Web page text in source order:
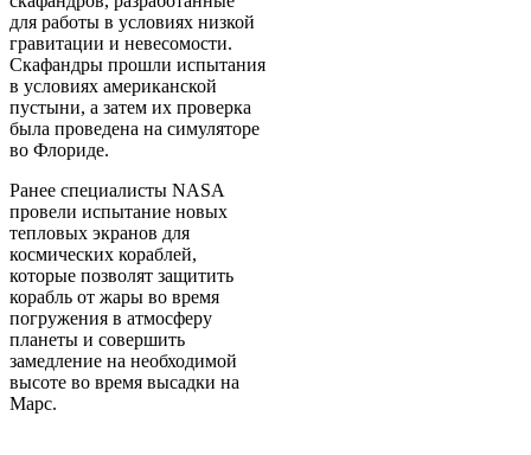
для работы в условиях низкой
гравитации и невесомости.
Скафандры прошли испытания
в условиях американской
пустыни, а затем их проверка
была проведена на симуляторе
во Флориде.
Ранее специалисты NASA
провели испытание новых
тепловых экранов для
космических кораблей,
которые позволят защитить
корабль от жары во время
погружения в атмосферу
планеты и совершить
замедление на необходимой
высоте во время высадки на
Марс.